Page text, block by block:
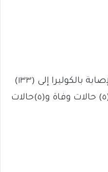
إرتفعت حالات الاشتباه بالإصابة بالكوليرا إلى (١٣٣)
منها (١٢٣) تعافت تماما و(٥) حالات وفاة و(٥)حالات